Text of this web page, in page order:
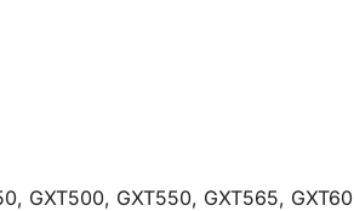
GXT500, GXT550, GXT565,